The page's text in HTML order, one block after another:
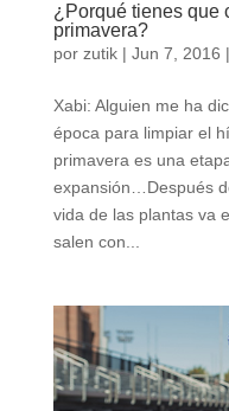
¿Porqué tienes que
primavera?
por zutik| Jun 7, 2016 |
Xabi: Alguien me ha
época para limpiar el
primavera es una
expansión…Después
vida de las plantas va
salen con...